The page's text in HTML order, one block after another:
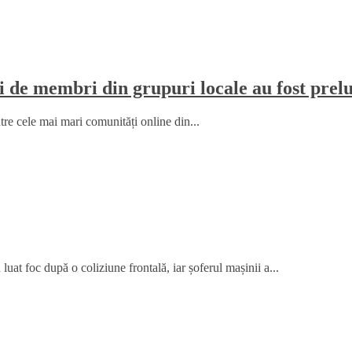
membri din grupuri locale au fost
cele mai mari comunități online din...
foc după o coliziune frontală, iar șoferul mașinii a...